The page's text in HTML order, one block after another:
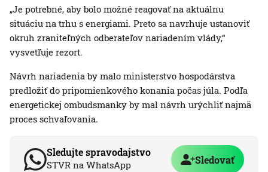
„Je potrebné, aby bolo možné reagovať na aktuálnu
situáciu na trhu s energiami. Preto sa navrhuje ustanoviť
okruh zraniteľných odberateľov nariadením vlády,“
vysvetľuje rezort.
Návrh nariadenia by malo ministerstvo hospodárstva
predložiť do pripomienkového konania počas júla. Podľa
energetickej ombudsmanky by mal návrh urýchliť najmä
proces schvaľovania.
Sledujte spravodajstvo
STVR na WhatsApp Sledovať